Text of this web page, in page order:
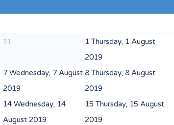
31 1 Thursday, 1 August
2019
7 Wednesday, 7 August
2019
8 Thursday, 8 August
2019
14 Wednesday, 14
August 2019
15 Thursday, 15 August
2019